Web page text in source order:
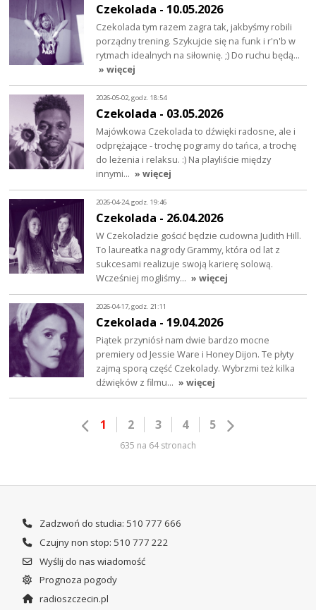
Czekolada - 10.05.2026
Czekolada tym razem zagra tak, jakbyśmy robili
porządny trening. Szykujcie się na funk i r'n'b w
rytmach idealnych na siłownię. ;) Do ruchu będą…
» więcej
2026-05-02, godz. 18:54
Czekolada - 03.05.2026
Majówkowa Czekolada to dźwięki radosne, ale i
odprężające - trochę pogramy do tańca, a trochę
do leżenia i relaksu. :) Na playliście między
innymi… » więcej
2026-04-24, godz. 19:46
Czekolada - 26.04.2026
W Czekoladzie gościć będzie cudowna Judith Hill.
To laureatka nagrody Grammy, która od lat z
sukcesami realizuje swoją karierę solową.
Wcześniej mogliśmy… » więcej
2026-04-17, godz. 21:11
Czekolada - 19.04.2026
Piątek przyniósł nam dwie bardzo mocne
premiery od Jessie Ware i Honey Dijon. Te płyty
zajmą sporą część Czekolady. Wybrzmi też kilka
dźwięków z filmu… » więcej
1 2 3 4 5
635 na 64 stronach
Zadzwoń do studia: 510 777 666
Czujny non stop: 510 777 222
Wyślij do nas wiadomość
Prognoza pogody
radioszczecin.pl